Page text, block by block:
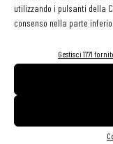
utilizzando i pulsanti della
consenso nella parte
Gestisci 1771
TAG Bit Bit4Job